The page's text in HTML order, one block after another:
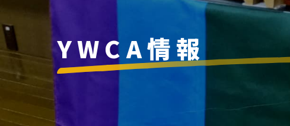
YWCA情報